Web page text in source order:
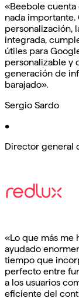
«Beebole cuenta
nada
personalización,
integrada,
útiles para
personalizable y
generación de
barajado».
Sergio Sardo
•
Director general
«Lo que más me
ayudado
tiempo que
perfecto entre
a los usuarios
eficiente del